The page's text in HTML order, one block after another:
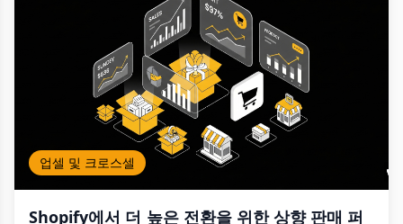
업셀 및 크로스셀
Shopify에서 더 높은 전환을 위한 상향 판매 퍼